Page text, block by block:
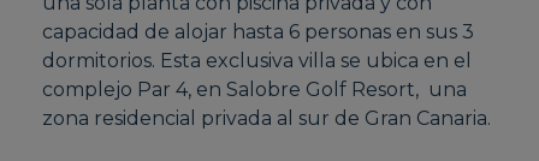
capacidad de alojar hasta 6 personas en sus 3
dormitorios. Esta exclusiva villa se ubica en el
complejo Par 4, en Salobre Golf Resort, una
zona residencial privada al sur de Gran Canaria.